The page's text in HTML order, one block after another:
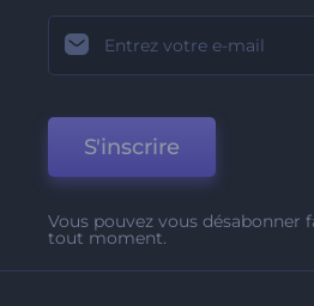
S'inscrire
Vous pouvez vous désabonner
tout moment.